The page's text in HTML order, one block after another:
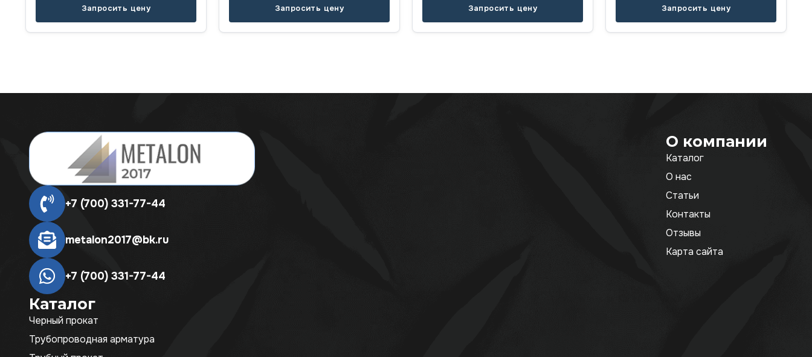
Запросить цену Запросить цену Запросить цену Запросить цену
+7 (700) 331-77-44
metalon2017@bk.ru
+7 (700) 331-77-44
Каталог
Черный прокат
Трубопроводная арматура
О компании
Каталог
О нас
Статьи
Контакты
Отзывы
Карта сайта